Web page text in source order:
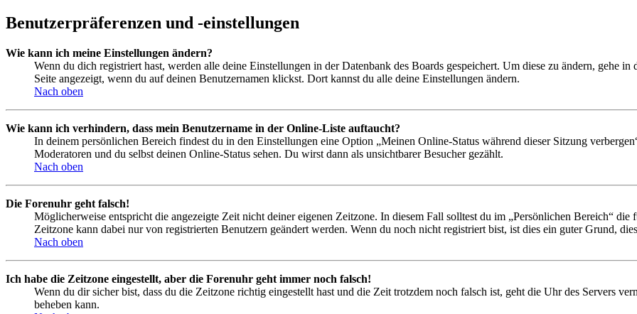
Benutzerpräferenzen und -einstellungen
Wie kann ich meine Einstellungen ändern?
Wenn du dich registriert hast, werden alle deine Einstellungen in der Datenbank des Boards gespeichert. Um diese zu ändern, gehe
Seite angezeigt, wenn du auf deinen Benutzernamen klickst. Dort kannst du alle deine Einstellungen ändern.
Nach oben
Wie kann ich verhindern, dass mein Benutzername in der Online-Liste auftaucht?
In deinem persönlichen Bereich findest du in den Einstellungen eine Option „Meinen Online-Status während dieser Sitzung
Moderatoren und du selbst deinen Online-Status sehen. Du wirst dann als unsichtbarer Besucher gezählt.
Nach oben
Die Forenuhr geht falsch!
Möglicherweise entspricht die angezeigte Zeit nicht deiner eigenen Zeitzone. In diesem Fall solltest du im „Persönlichen Bereich“
Zeitzone kann dabei nur von registrierten Benutzern geändert werden. Wenn du noch nicht registriert bist, ist dies ein guter Grund,
Nach oben
Ich habe die Zeitzone eingestellt, aber die Forenuhr geht immer noch falsch!
Wenn du dir sicher bist, dass du die Zeitzone richtig eingestellt hast und die Zeit trotzdem noch falsch ist, geht die Uhr des Servers
beheben kann.